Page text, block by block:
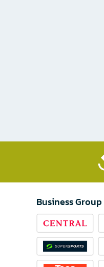
Business Group